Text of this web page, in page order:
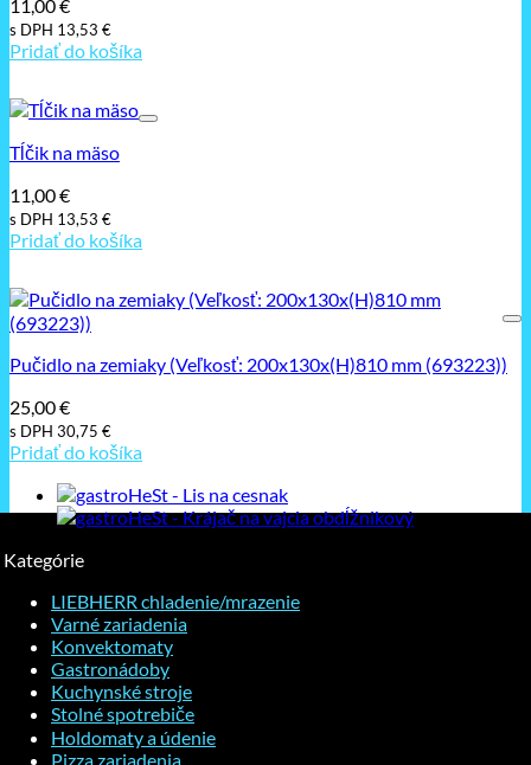
11,00€
s DPH 13,53 €
Pridať do košíka
Tĺčik na mäso
11,00€
s DPH 13,53 €
Pridať do košíka
Pučidlo na zemiaky (Veľkosť: 200x130x(H)810 mm (693223))
25,00€
s DPH 30,75 €
Pridať do košíka
Kategórie
LIEBHERR chladenie/mrazenie
Varné zariadenia
Konvektomaty
Gastronádoby
Kuchynské stroje
Stolné spotrebiče
Holdomaty a údenie
Pizza zariadenia